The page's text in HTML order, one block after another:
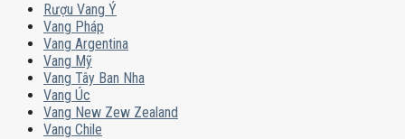
Rượu Vang Ý
Vang Pháp
Vang Argentina
Vang Mỹ
Vang Tây Ban Nha
Vang Úc
Vang New Zew Zealand
Vang Chile